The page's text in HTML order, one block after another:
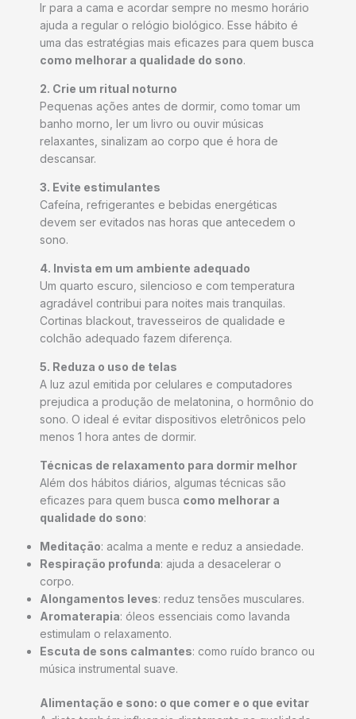
Ir para a cama e acordar sempre no mesmo horário
ajuda a regular o relógio biológico. Esse hábito é
uma das estratégias mais eficazes para quem busca
como melhorar a qualidade do sono.
2. Crie um ritual noturno
Pequenas ações antes de dormir, como tomar um
banho morno, ler um livro ou ouvir músicas
relaxantes, sinalizam ao corpo que é hora de
descansar.
3. Evite estimulantes
Cafeína, refrigerantes e bebidas energéticas
devem ser evitados nas horas que antecedem o
sono.
4. Invista em um ambiente adequado
Um quarto escuro, silencioso e com temperatura
agradável contribui para noites mais tranquilas.
Cortinas blackout, travesseiros de qualidade e
colchão adequado fazem diferença.
5. Reduza o uso de telas
A luz azul emitida por celulares e computadores
prejudica a produção de melatonina, o hormônio do
sono. O ideal é evitar dispositivos eletrônicos pelo
menos 1 hora antes de dormir.
Técnicas de relaxamento para dormir melhor
Além dos hábitos diários, algumas técnicas são
eficazes para quem busca como melhorar a
qualidade do sono:
Meditação: acalma a mente e reduz a ansiedade.
Respiração profunda: ajuda a desacelerar o
corpo.
Alongamentos leves: reduz tensões musculares.
Aromaterapia: óleos essenciais como lavanda
estimulam o relaxamento.
Escuta de sons calmantes: como ruído branco ou
música instrumental suave.
Alimentação e sono: o que comer e o que evitar